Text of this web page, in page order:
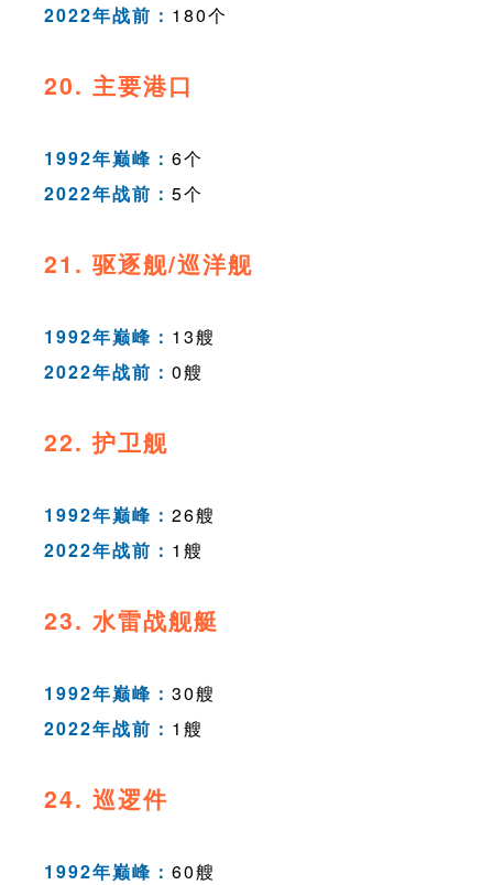
2022年战前： 180个
20. 主要港口
1992年巅峰： 6个
2022年战前： 5个
21. 驱逐舰/巡洋舰
1992年巅峰： 13艘
2022年战前： 0艘
22. 护卫舰
1992年巅峰： 26艘
2022年战前： 1艘
23. 水雷战舰艇
1992年巅峰： 30艘
2022年战前： 1艘
24. 巡逻件
1992年巅峰： 60艘